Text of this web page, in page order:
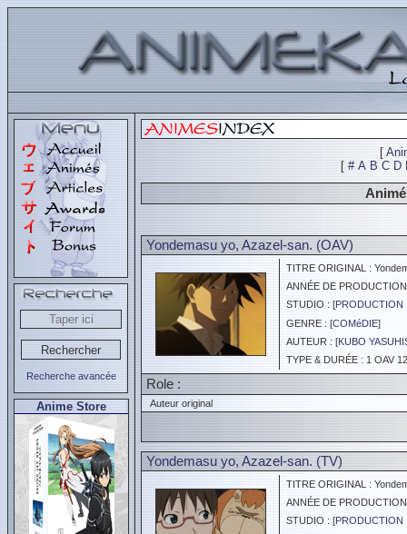
Recherche avancée
Anime Store
[
[ # A B C D
Yondemasu yo, Azazel-san. (OAV)
TITRE ORIGINAL :
ANNÉE DE
STUDIO : [PRODUCTION
GENRE : [COMéDIE]
AUTEUR : [KUBO
TYPE & DURÉE : 1 OAV
Role :
Auteur original
Yondemasu yo, Azazel-san. (TV)
TITRE ORIGINAL :
ANNÉE DE
STUDIO : [PRODUCTION